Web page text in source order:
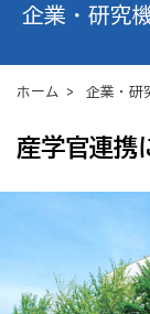
企業・研究
ホーム > 企業・研
産学官連携